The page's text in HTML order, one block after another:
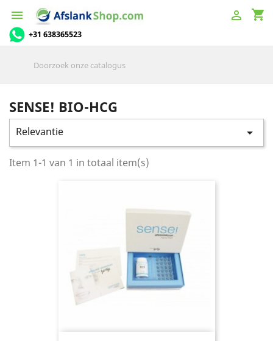
 shopping_cart

+31 638365523
SENSE! BIO-HCG
Relevantie 
Item 1-1 van 1 in totaal item(s)